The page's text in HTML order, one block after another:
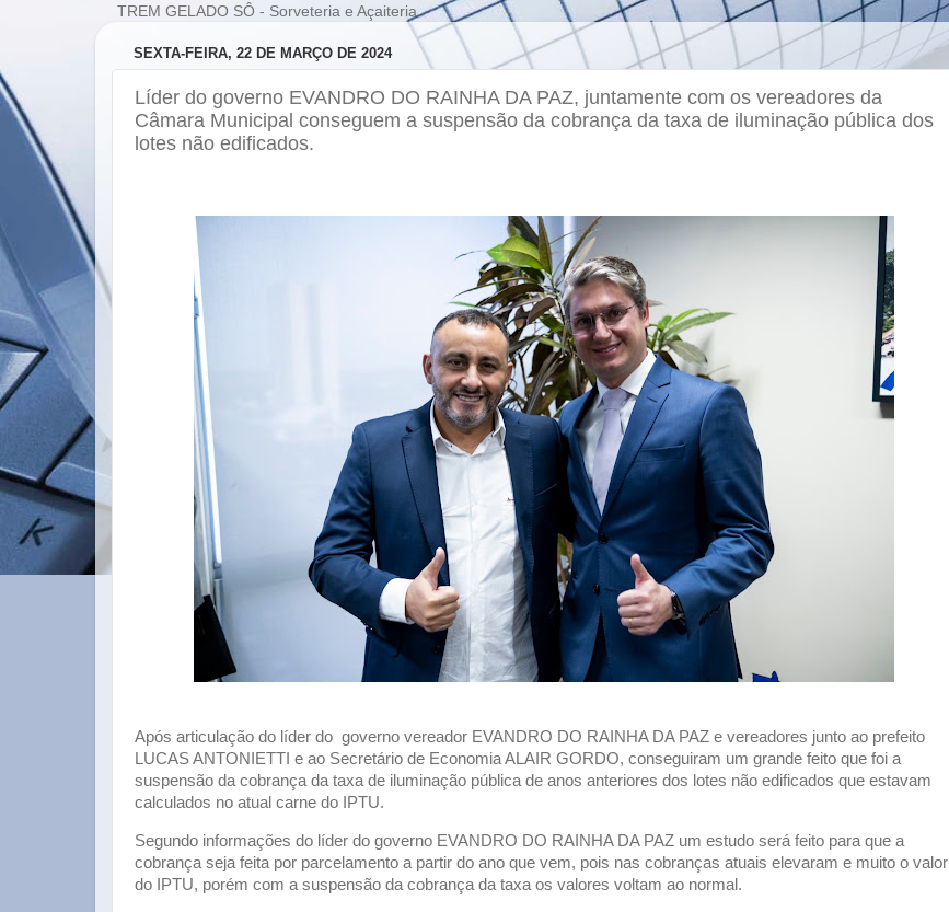
TREM GELADO SÔ - Sorveteria e Açaiteria
SEXTA-FEIRA, 22 DE MARÇO DE 2024
Líder do governo EVANDRO DO RAINHA DA PAZ, juntamente com os vereadores da
Câmara Municipal conseguem a suspensão da cobrança da taxa de iluminação pública dos
lotes não edificados.
Após articulação do líder do governo vereador EVANDRO DO RAINHA DA PAZ e vereadores junto ao prefeito
LUCAS ANTONIETTI e ao Secretário de Economia ALAIR GORDO, conseguiram um grande feito que foi a
suspensão da cobrança da taxa de iluminação pública de anos anteriores dos lotes não edificados que estavam
calculados no atual carne do IPTU.
Segundo informações do líder do governo EVANDRO DO RAINHA DA PAZ um estudo será feito para que a
cobrança seja feita por parcelamento a partir do ano que vem, pois nas cobranças atuais elevaram e muito o valor
do IPTU, porém com a suspensão da cobrança da taxa os valores voltam ao normal.